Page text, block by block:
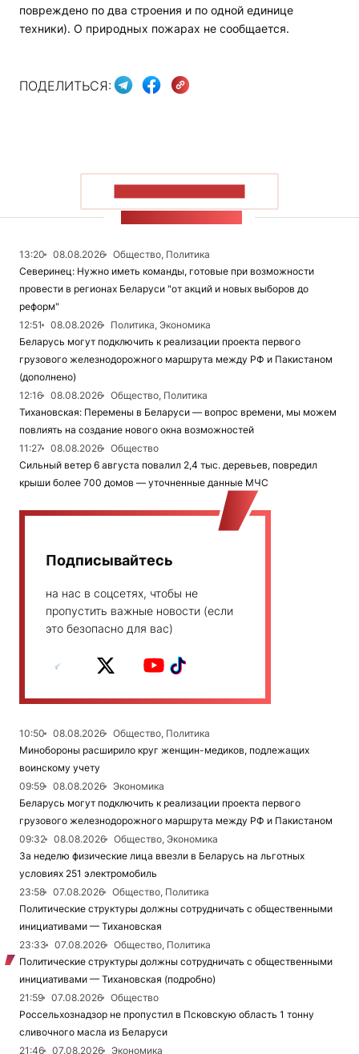
повреждено по два строения и по одной единице
техники). О природных пожарах не сообщается.
ПОДЕЛИТЬСЯ:
13:20 08.08.2026
Общество, Политика
Северинец: Нужно иметь команды, готовые при возможности
провести в регионах Беларуси "от акций и новых выборов до
реформ"
12:51
08.08.2026
Политика, Экономика
Беларусь могут подключить к реализации проекта первого
грузового железнодорожного маршрута между РФ и Пакистаном
(дополнено)
12:16
08.08.2026
Общество, Политика
Тихановская: Перемены в Беларуси — вопрос времени, мы можем
повлиять на создание нового окна возможностей
11:27
08.08.2026
Общество
Сильный ветер 6 августа повалил 2,4 тыс. деревьев, повредил
крыши более 700 домов — уточненные данные МЧС
Подписывайтесь
на нас в соцсетях, чтобы не
пропустить важные новости (если
это безопасно для вас)
10:50 08.08.2026
Общество, Политика
Минобороны расширило круг женщин-медиков, подлежащих
воинскому учету
09:59
08.08.2026
Экономика
Беларусь могут подключить к реализации проекта первого
грузового железнодорожного маршрута между РФ и Пакистаном
09:32
08.08.2026
Общество, Экономика
За неделю физические лица ввезли в Беларусь на льготных
условиях 251 электромобиль
23:58
07.08.2026
Общество, Политика
Политические структуры должны сотрудничать с общественными
инициативами — Тихановская
23:33
07.08.2026
Общество, Политика
Политические структуры должны сотрудничать с общественными
инициативами — Тихановская (подробно)
21:59
07.08.2026
Общество
Россельхознадзор не пропустил в Псковскую область 1 тонну
сливочного масла из Беларуси
21:46
07.08.2026
Экономика